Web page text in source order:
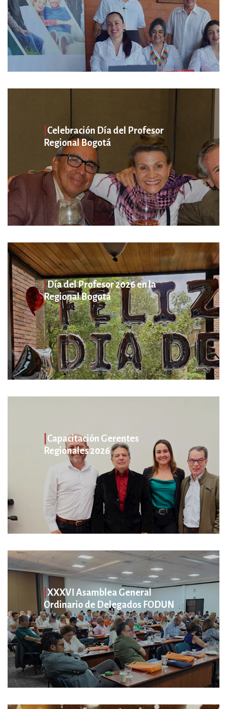
Celebración Día del Profesor
Regional Bogotá
|Día del Profesor 2026 en la
Regional Bogotá
Capacitación Gerentes
Regionales 2026
|XXXVI Asamblea General
Ordinario de Delegados FODUN